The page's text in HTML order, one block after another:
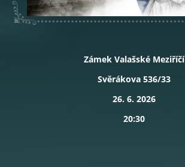
Zámek Valašské Meziříčí
Svěrákova 536/33
26. 6. 2026
20:30